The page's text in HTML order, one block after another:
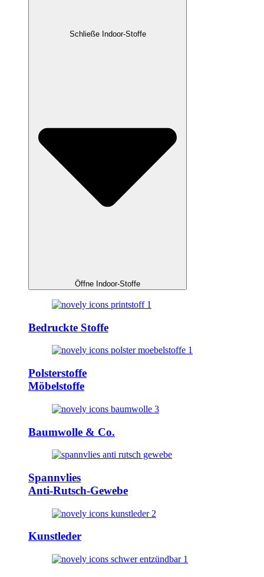
Schließe Indoor-Stoffe
Öffne Indoor-Stoffe
Bedruckte Stoffe
Polsterstoffe
Möbelstoffe
Baumwolle & Co.
Spannvlies
Anti-Rutsch-Gewebe
Kunstleder